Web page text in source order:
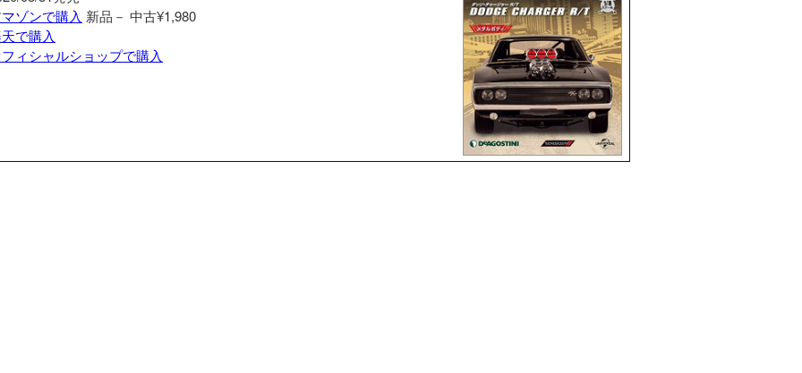
ゾンで購入 新品－ 中古¥1,980
で購入
ィシャルショップで購入